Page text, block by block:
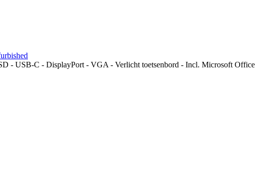
- USB-C - DisplayPort - VGA - Verlicht toetsenbord - Incl. Microsoft Office